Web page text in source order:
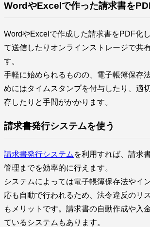
WordやExcelで作った請求書を
WordやExcelで作成した請求書をPDF化
て送信したりオンラインストレージで共
す。
手軽に始められるものの、電子帳簿保存
めにはタイムスタンプを付与したり、適
存したりと手間がかかります。
請求書発行システムを使う
請求書発行システム を利用すれば、請求
管理までを効率的に行えます。
システムによっては電子帳簿保存法やイ
応も自動で行われるため、法令違反のリ
もメリットです。請求書の自動作成や入
ているシステムもあります。